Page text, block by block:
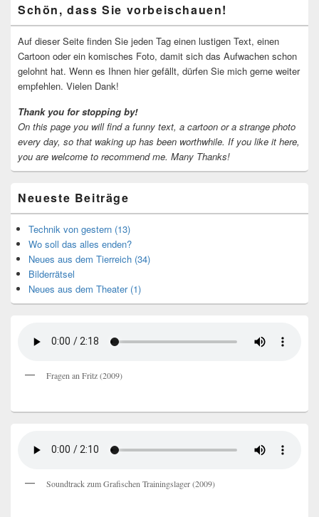
Seitenleisten-
Widgetbereich
Schön, dass Sie vorbeischauen!
Auf dieser Seite finden Sie jeden Tag einen lustigen Text, einen
Cartoon oder ein komisches Foto, damit sich das Aufwachen schon
gelohnt hat. Wenn es Ihnen hier gefällt, dürfen Sie mich gerne weiter
empfehlen. Vielen Dank!
Thank you for stopping by!
On this page you will find a funny text, a cartoon or a strange photo
every day, so that waking up has been worthwhile. If you like it here,
you are welcome to recommend me. Many Thanks!
Neueste Beiträge
Technik von gestern (13)
Wo soll das alles enden?
Neues aus dem Tierreich (34)
Bilderrätsel
Neues aus dem Theater (1)
Fragen an Fritz (2009)
Soundtrack zum Grafischen Trainingslager (2009)